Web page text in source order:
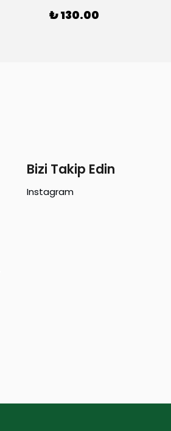
₺ 130.00
Bizi Takip Edin
Instagram